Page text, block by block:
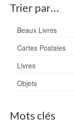
Trier par…
Beaux Livres
Cartes Postales
Livres
Objets
Mots clés